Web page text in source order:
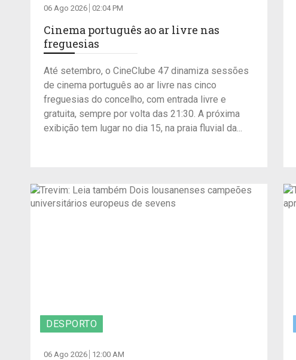
06 Ago 2026 02:04 PM
Cinema português ao ar livre nas
freguesias
Até setembro, o CineClube 47 dinamiza sessões
de cinema português ao ar livre nas cinco
freguesias do concelho, com entrada livre e
gratuita, sempre por volta das 21:30. A próxima
exibição tem lugar no dia 15, na praia fluvial da...
DESPORTO
06 Ago 2026 12:00 AM